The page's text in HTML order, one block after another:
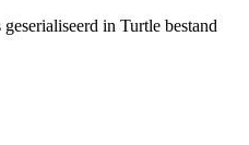
in Turtle bestand